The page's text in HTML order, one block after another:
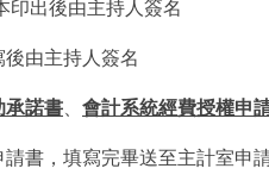
印出後由主持人簽名
後由主持人簽名
承諾書 會計系統經費授權申
請書 ，填寫完畢送至主計室申